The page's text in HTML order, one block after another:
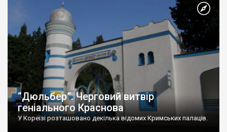
“Дюльбер”. Черговий витвір
геніального Краснова
У Кореїзі розташовано декілька відомих Кримських палаців.